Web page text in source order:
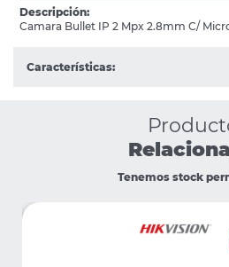
Descripción:
Camara Bullet IP 2 Mpx 2.8mm C/
Características:
Tenemos stock